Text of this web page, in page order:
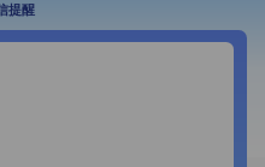
提醒